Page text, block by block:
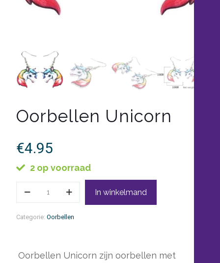
Oorbellen Unicorn
€4.95
2 op voorraad
Unicorn
In winkelmand
Categorie: Oorbellen
Oorbellen Unicorn zijn oorbellen met